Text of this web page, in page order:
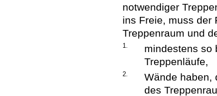
notwendiger
ins Freie, muss der
Treppenraum und
1.
mindestens so
Treppenläufe,
2.
Wände haben,
des